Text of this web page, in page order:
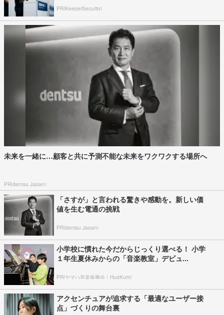
PR(KeeperSecurity)
未来を一緒に…顧客と共に予測不能な未来をワクワクする場所へ
PR(dentsu Japan)
「さすが」と言われる驚きや感動を。新しい価
値を生む電通の挑戦
PR(dentsu Japan)
小学校に慣れた今だからじっくり選べる！ 小学
１年生夏休みからの「音楽教室」デビュ...
PR(ヤマハ音楽振興会｜HugKum)
アクセンチュアが追求する「最適なユーザー接
点」づくりの舞台裏